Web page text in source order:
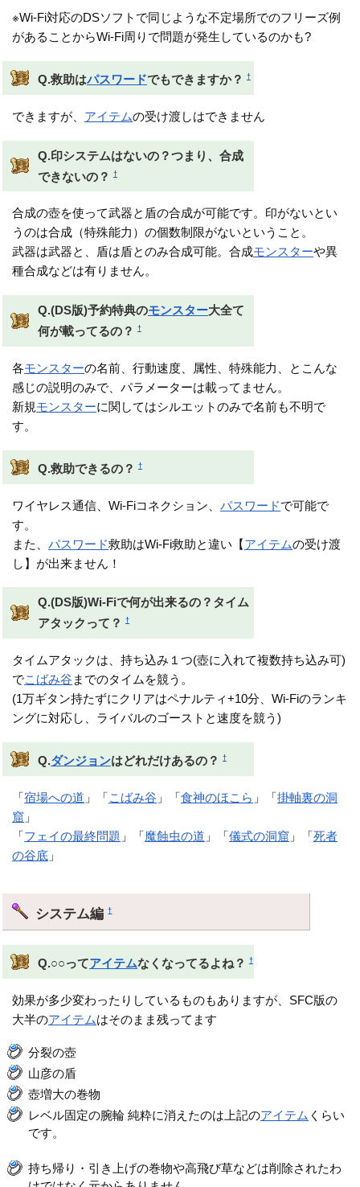
※Wi-Fi対応のDSソフトで同じような不定場所でのフリーズ例
があることからWi-Fi周りで問題が発生しているのかも?
Q.救助はパスワードでもできますか？ †
できますが、 アイテムの受け渡しはできません
Q.印システムはないの？つまり、合成
できないの？
†
合成の壺を使って武器と盾の合成が可能です。印がないとい
うのは合成（特殊能力）の個数制限がないということ。
武器は武器と、盾は盾とのみ合成可能。合成モンスターや異
種合成などは有りません。
Q.(DS版)予約特典のモンスター大全て
何が載ってるの？
†
各モンスターの名前、行動速度、属性、特殊能力、とこんな
感じの説明のみで、パラメーターは載ってません。
新規モンスターに関してはシルエットのみで名前も不明で
す。
Q.救助できるの？ †
ワイヤレス通信、Wi-Fiコネクション、パスワードで可能で
す。
また、パスワード救助はWi-Fi救助と違い【アイテムの受け渡
し】が出来ません！
Q.(DS版)Wi-Fiで何が出来るの？タイム
アタックって？
†
タイムアタックは、持ち込み１つ(壺に入れて複数持ち込み可)
でこばみ谷 までのタイムを競う。
(1万ギタン持たずにクリアはペナルティ+10分、Wi-Fiのランキ
ングに対応し、ライバルのゴーストと速度を競う)
Q.ダンジョンはどれだけあるの？ †
「宿場への道 」「こばみ谷 」「食神のほこら 」「掛軸裏の洞
窟 」
「フェイの最終問題 」「魔蝕虫の道 」「儀式の洞窟 」「死者
の谷底 」
システム編†
Q.○○ってアイテムなくなってるよね？ †
効果が多少変わったりしているものもありますが、SFC版の
大半のアイテムはそのまま残ってます
分裂の壺
山彦の盾
壺増大の巻物
レベル固定の腕輪 純粋に消えたのは上記のアイテム くらい
です。
持ち帰り・引き上げの巻物や高飛び草などは削除されたわ